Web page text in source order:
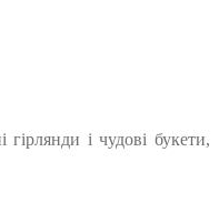
і чудові букети,